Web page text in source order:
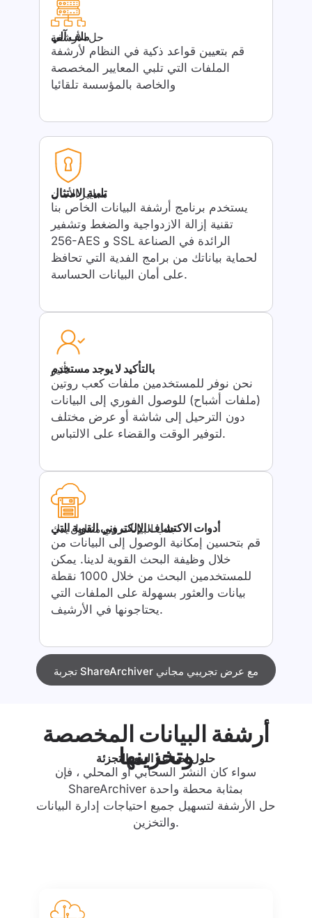
ملف آلي
حل الأرشفة
قم بتعيين قواعد ذكية في النظام لأرشفة
الملفات التي تلبي المعايير المخصصة
والخاصة بالمؤسسة تلقائيا
تلبية الامتثال
معايير الأمان
يستخدم برنامج أرشفة البيانات الخاص بنا
تقنية إزالة الازدواجية والضغط وتشفير
256-AES و SSL الرائدة في الصناعة
لحماية بياناتك من برامج الفدية التي تحافظ
على أمان البيانات الحساسة.
بالتأكيد لا يوجد مستخدم
تأثير
نحن نوفر للمستخدمين ملفات كعب روتين
(ملفات أشباح) للوصول الفوري إلى البيانات
دون الترحيل إلى شاشة أو عرض مختلف
لتوفير الوقت والقضاء على الالتباس.
أدوات الاكتشاف الإلكتروني القوية التي
جلب البيانات في متناول يدك
قم بتحسين إمكانية الوصول إلى البيانات من
خلال وظيفة البحث القوية لدينا. يمكن
للمستخدمين البحث من خلال 1000 نقطة
بيانات والعثور بسهولة على الملفات التي
يحتاجونها في الأرشيف.
تجربة ShareArchiver مع عرض تجريبي مجاني
أرشفة البيانات المخصصة
وتخزينها
حلول لصناعة البيع بالتجزئة
سواء كان النشر السحابي أو المحلي ، فإن
ShareArchiver بمثابة محطة واحدة
حل الأرشفة لتسهيل جميع احتياجات إدارة البيانات
والتخزين.